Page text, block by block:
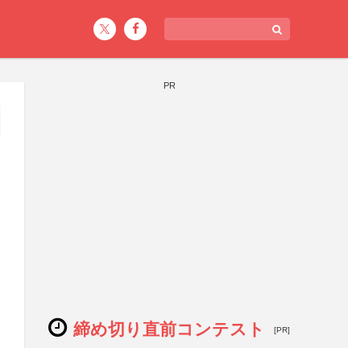
PR
締め切り直前コンテスト [PR]